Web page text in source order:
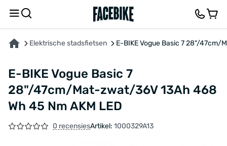
Elektrische stadsfietsen E-BIKE Vogue Basic 7 28"/47cm/
E-BIKE Vogue Basic 7
28"/47cm/Mat-zwat/36V 13Ah 468
Wh 45 Nm AKM LED
0 recensiesArtikel: 1000329A13
OVER HET PRODUCT KENMERKENBESCHRIJVING FEEDBACK EN VRAGEN